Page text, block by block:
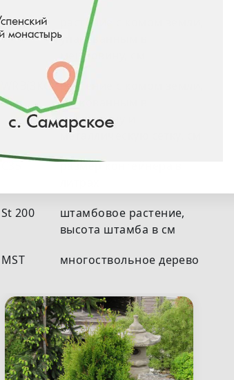
RB (ЗКС)
растение с комом земли,
упакованным в
мешковину, см
WRB(ЗКС) растение с комом земли,
упакованным в
мешковину и
металлическую сетку, см
размер контейнера в
St 200
штамбовое растение,
высота штамба в см
MST
многоствольное дерево